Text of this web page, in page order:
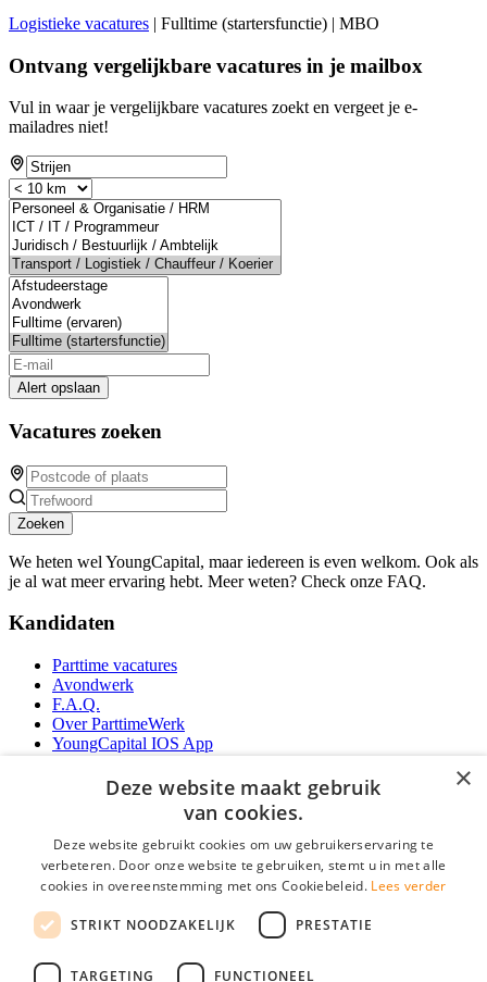
Logistieke vacatures | Fulltime (startersfunctie) | MBO
Ontvang vergelijkbare vacatures in je mailbox
Vul in waar je vergelijkbare vacatures zoekt en vergeet je e-
mailadres niet!
Alert opslaan
Vacatures zoeken
Zoeken
We heten wel YoungCapital, maar iedereen is even welkom. Ook als
je al wat meer ervaring hebt. Meer weten? Check onze FAQ.
Kandidaten
Parttime vacatures
Avondwerk
F.A.Q.
Over ParttimeWerk
YoungCapital IOS App
Parttime personeel
Vacature aanmelden
Bereken uw tarief
Contact
Social
×
Deze website maakt gebruik
van cookies.
Deze website gebruikt cookies om uw gebruikerservaring te
verbeteren. Door onze website te gebruiken, stemt u in met alle
cookies in overeenstemming met ons Cookiebeleid. Lees verder
STRIKT NOODZAKELIJK PRESTATIE
TARGETING FUNCTIONEEL